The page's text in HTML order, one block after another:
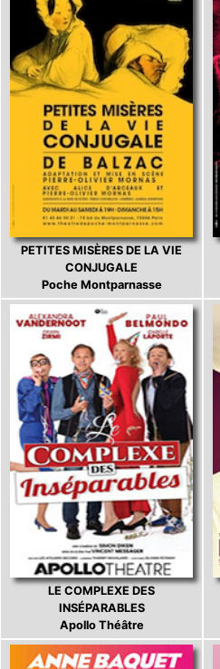
PETITES MISÈRES DE LA VIE
CONJUGALE
Poche Montparnasse
LE COMPLEXE DES
INSÉPARABLES
Apollo Théâtre